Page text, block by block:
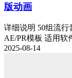
版动画
详细说明 50组流
AE/PR模板 适用软
2025-08-14